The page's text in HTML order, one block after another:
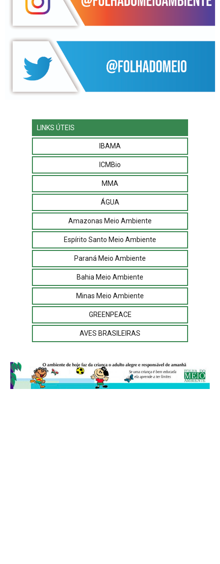
LINKS ÚTEIS
IBAMA
ICMBio
MMA
ÁGUA
Amazonas Meio Ambiente
Espírito Santo Meio Ambiente
Paraná Meio Ambiente
Bahia Meio Ambiente
Minas Meio Ambiente
GREENPEACE
AVES BRASILEIRAS